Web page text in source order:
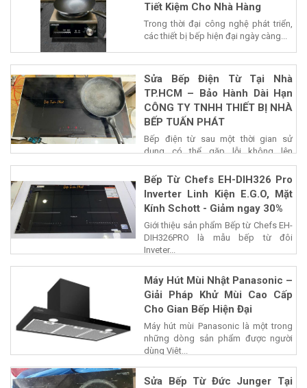
Tiết Kiệm Cho Nhà Hàng
Trong thời đại công nghệ phát triển,
các thiết bị bếp hiện đại ngày càng...
Sửa Bếp Điện Từ Tại Nhà
TP.HCM – Bảo Hành Dài Hạn
CÔNG TY TNHH THIẾT BỊ NHÀ
BẾP TUẤN PHÁT
Bếp điện từ sau một thời gian sử
dụng có thể gặp lỗi không lên
nguồn,...
Bếp Từ Chefs EH-DIH326 Pro
Inverter Linh Kiện E.G.O, Mặt
Kính Schott - Giảm ngay 30%
Giới thiệu sản phẩm Bếp từ Chefs EH-
DIH326PRO là mẫu bếp từ đôi
Inveter...
Máy Hút Mùi Nhật Panasonic –
Giải Pháp Khử Mùi Cao Cấp
Cho Gian Bếp Hiện Đại
Máy hút mùi Panasonic là một trong
những dòng sản phẩm được người
dùng Việt...
Sửa Bếp Từ Đức Junger Tại